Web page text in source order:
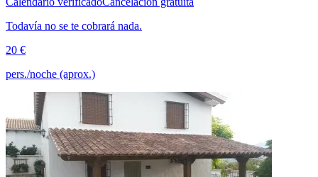
Todavía no se te cobrará nada.
20 €
pers./noche (aprox.)